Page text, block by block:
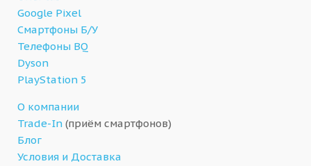
Google Pixel
Смартфоны Б/У
Телефоны BQ
Dyson
PlayStation 5
О компании
Trade-In (приём смартфонов)
Блог
Условия и Доставка